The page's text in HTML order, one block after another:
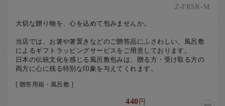
Z-FRSK-M
大切な贈り物を、心を込めて包みませんか。
当店では、お箸や箸置きなどのご贈答品にふさわしい、風呂敷
によるギフトラッピングサービスをご用意しております。
日本の伝統文化を感じる風呂敷包みは、贈る方・受け取る方の
両方に心に残る特別な印象を与えてくれます。
[ 贈答用箱・風呂敷 ]
440円